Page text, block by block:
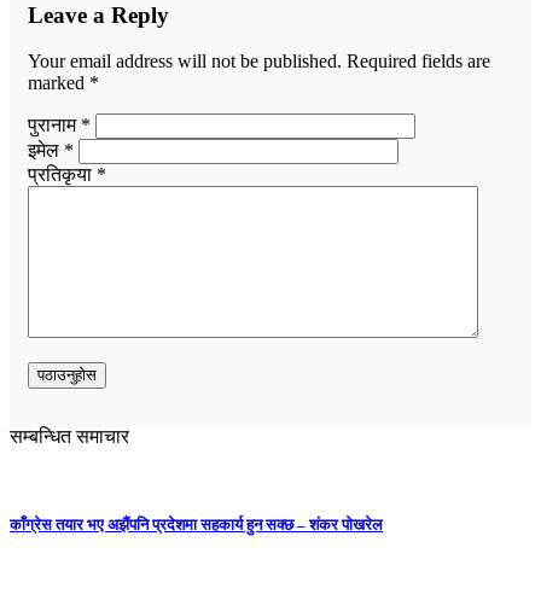
Leave a Reply
Your email address will not be published. Required fields are
marked *
पुरानाम *
इमेल *
प्रतिकृया *
सम्बन्धित समाचार
काँग्रेस तयार भए अझैंपनि प्रदेशमा सहकार्य हुन सक्छ – शंकर पोखरेल